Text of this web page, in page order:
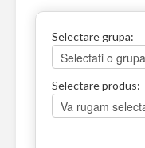
Selectare grupa:
Selectare produs: